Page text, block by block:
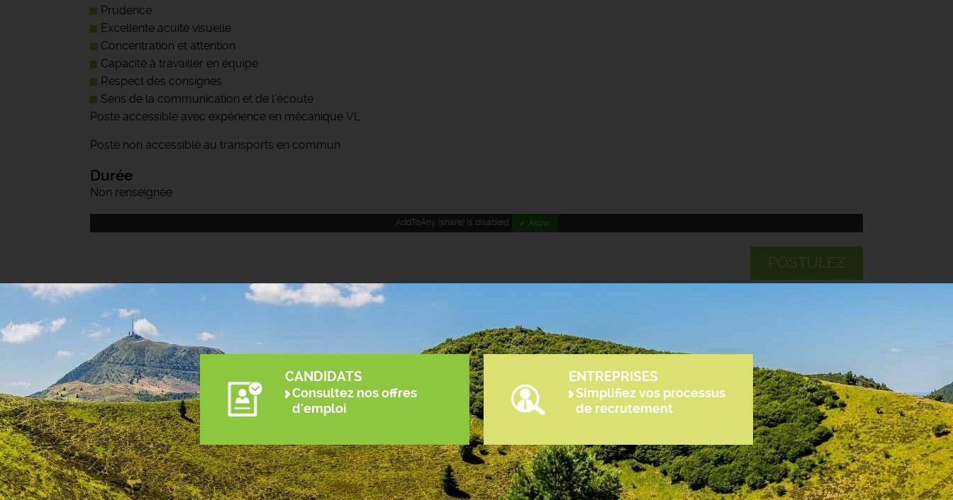
Prudence
Excellente acuité visuelle
Concentration et attention
Capacité à travailler en équipe
Respect des consignes
Sens de la communication et de l’écoute
Poste accessible avec expérience en mécanique VL
Poste non accessible au transports en commun
Durée
Non renseignée
AddToAny (share) is disabled. ✓ Allow
POSTULEZ
CANDIDATS
Consultez nos offres
d'emploi
ENTREPRISES
Simplifiez vos processus
de recrutement